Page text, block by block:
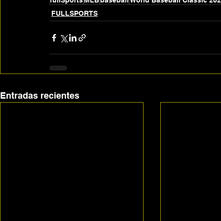
FULLSPORTS
Entradas recientes